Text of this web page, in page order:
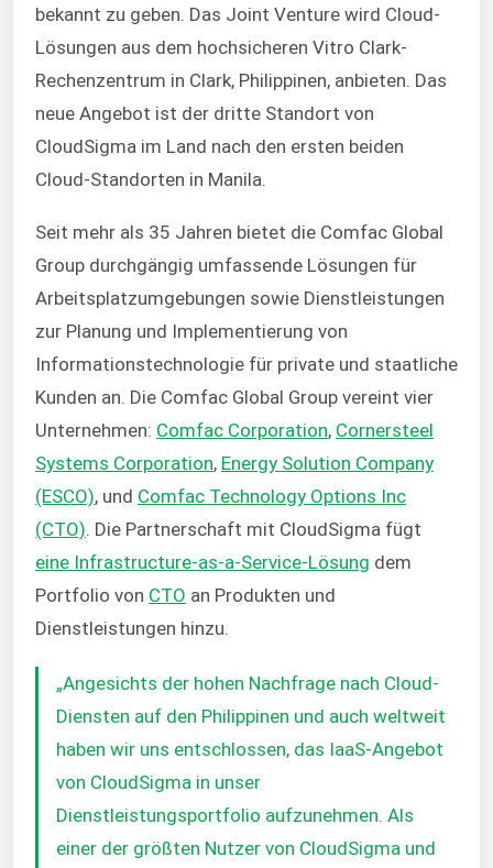
bekannt zu geben. Das Joint Venture wird Cloud-
Lösungen aus dem hochsicheren Vitro Clark-
Rechenzentrum in Clark, Philippinen, anbieten. Das
neue Angebot ist der dritte Standort von
CloudSigma im Land nach den ersten beiden
Cloud-Standorten in Manila.
Seit mehr als 35 Jahren bietet die Comfac Global
Group durchgängig umfassende Lösungen für
Arbeitsplatzumgebungen sowie Dienstleistungen
zur Planung und Implementierung von
Informationstechnologie für private und staatliche
Kunden an. Die Comfac Global Group vereint vier
Unternehmen: Comfac Corporation, Cornersteel
Systems Corporation, Energy Solution Company
(ESCO), und Comfac Technology Options Inc
(CTO). Die Partnerschaft mit CloudSigma fügt
eine Infrastructure-as-a-Service-Lösung dem
Portfolio von CTO an Produkten und
Dienstleistungen hinzu.
„Angesichts der hohen Nachfrage nach Cloud-
Diensten auf den Philippinen und auch weltweit
haben wir uns entschlossen, das IaaS-Angebot
von CloudSigma in unser
Dienstleistungsportfolio aufzunehmen. Als
einer der größten Nutzer von CloudSigma und